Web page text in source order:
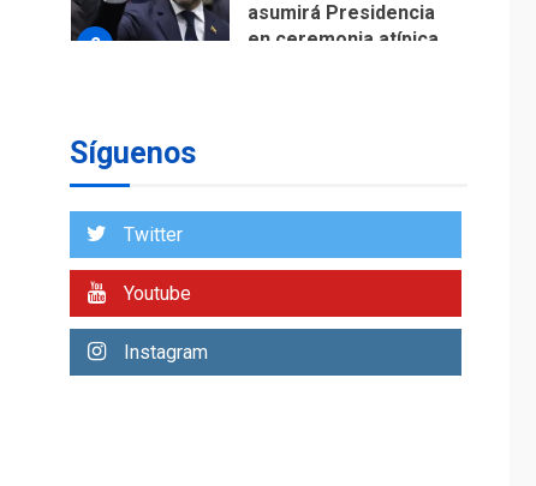
2
asumirá Presidencia
en ceremonia atípica
3
de diálogo en
4
POLÍTICA
TITULARES
Gobierno y AN2015 en
diálogo
Síguenos
Twitter
Youtube
Instagram